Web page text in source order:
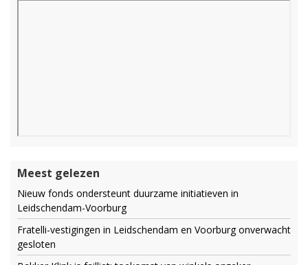
Meest gelezen
Nieuw fonds ondersteunt duurzame initiatieven in
Leidschendam-Voorburg
Fratelli-vestigingen in Leidschendam en Voorburg onverwacht
gesloten